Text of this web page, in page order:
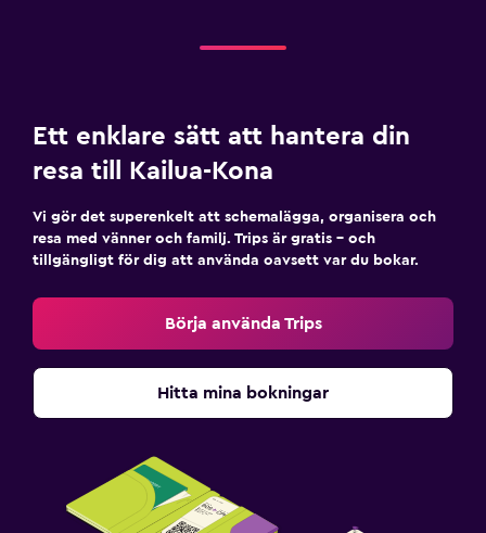
Ett enklare sätt att hantera din
resa till Kailua-Kona
Vi gör det superenkelt att schemalägga, organisera och
resa med vänner och familj. Trips är gratis – och
tillgängligt för dig att använda oavsett var du bokar.
Börja använda Trips
Hitta mina bokningar